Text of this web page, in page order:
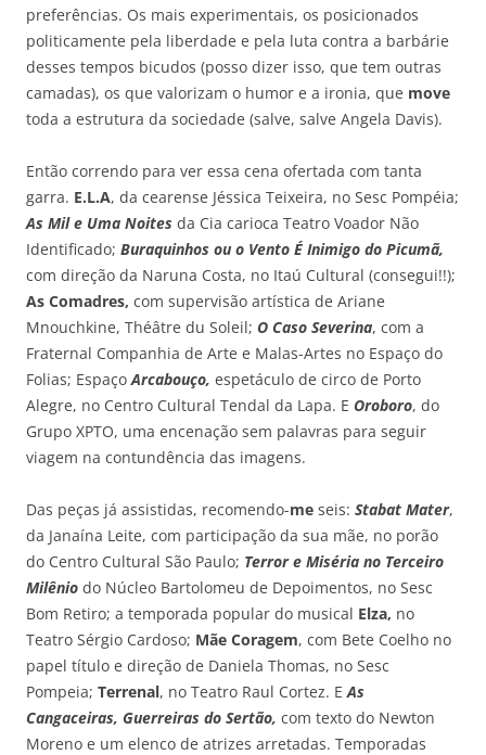
preferências. Os mais experimentais, os posicionados
politicamente pela liberdade e pela luta contra a barbárie
desses tempos bicudos (posso dizer isso, que tem outras
camadas), os que valorizam o humor e a ironia, que move
toda a estrutura da sociedade (salve, salve Angela Davis).
Então correndo para ver essa cena ofertada com tanta
garra. E.L.A, da cearense Jéssica Teixeira, no Sesc Pompéia;
As Mil e Uma Noites da Cia carioca Teatro Voador Não
Identificado; Buraquinhos ou o Vento É Inimigo do Picumã,
com direção da Naruna Costa, no Itaú Cultural (consegui!!);
As Comadres, com supervisão artística de Ariane
Mnouchkine, Théâtre du Soleil; O Caso Severina, com a
Fraternal Companhia de Arte e Malas-Artes no Espaço do
Folias; EspaçoArcabouço, espetáculo de circo de Porto
Alegre, no Centro Cultural Tendal da Lapa. E Oroboro, do
Grupo XPTO, uma encenação sem palavras para seguir
viagem na contundência das imagens.
Das peças já assistidas, recomendo-me seis: Stabat Mater,
da Janaína Leite, com participação da sua mãe, no porão
do Centro Cultural São Paulo; Terror e Miséria no Terceiro
Milênio do Núcleo Bartolomeu de Depoimentos, no Sesc
Bom Retiro; a temporada popular do musical Elza, no
Teatro Sérgio Cardoso; Mãe Coragem, com Bete Coelho no
papel título e direção de Daniela Thomas, no Sesc
Pompeia; Terrenal, no Teatro Raul Cortez. EAs
Cangaceiras, Guerreiras do Sertão, com texto do Newton
Moreno e um elenco de atrizes arretadas. Temporadas